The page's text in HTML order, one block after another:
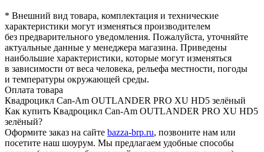
* Внешний вид товара, комплектация и технические
характеристики могут изменяться производителем
без предварительного уведомления. Пожалуйста, уточняйте
актуальные данные у менеджера магазина. Приведены
наибольшие характеристики, которые могут изменяться
в зависимости от веса человека, рельефа местности, погоды
и температуры окружающей среды.
Оплата товара
Квадроцикл Can-Am OUTLANDER PRO XU HD5 зелёный
Как купить Квадроцикл Can-Am OUTLANDER PRO XU HD5
зелёный?
Оформите заказ на сайте bazza-brp.ru, позвоните нам или
посетите наш шоурум. Мы предлагаем удобные способы